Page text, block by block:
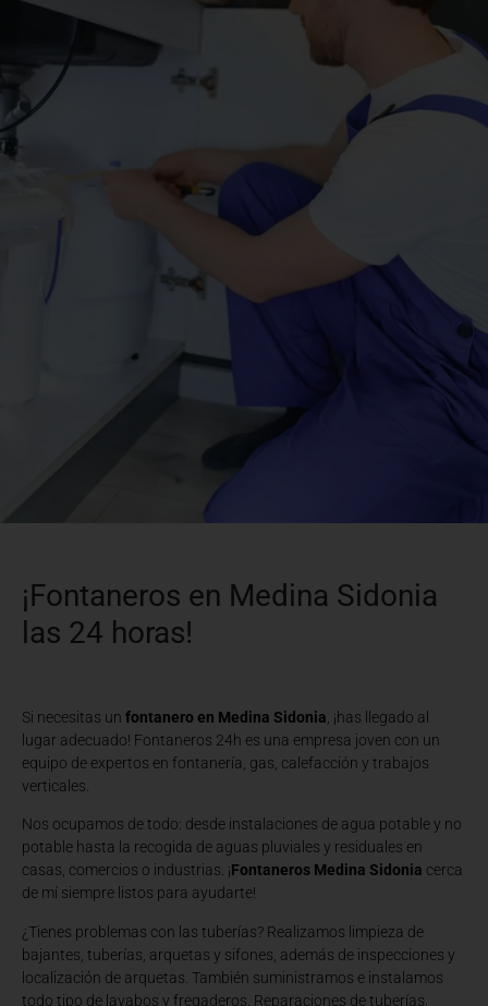
¡Fontaneros en Medina Sidonia
las 24 horas!
Si necesitas un fontanero en Medina Sidonia , ¡has llegado al
lugar adecuado! Fontaneros 24h es una empresa joven con un
equipo de expertos en fontanería, gas, calefacción y trabajos
verticales.
Nos ocupamos de todo: desde instalaciones de agua potable y no
potable hasta la recogida de aguas pluviales y residuales en
casas, comercios o industrias. ¡Fontaneros Medina Sidonia cerca
de mí siempre listos para ayudarte!
¿Tienes problemas con las tuberías? Realizamos limpieza de
bajantes, tuberías, arquetas y sifones, además de inspecciones y
localización de arquetas. También suministramos e instalamos
todo tipo de lavabos y fregaderos. Reparaciones de tuberías,